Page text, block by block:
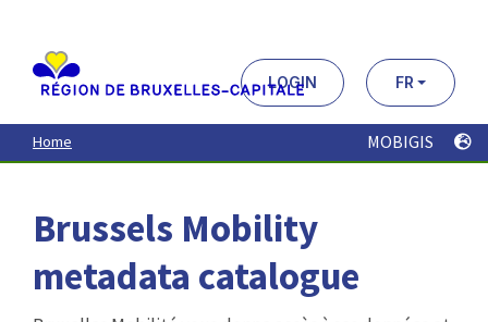
contenu
principal
LOGIN FR
Home MOBIGIS
Brussels Mobility
metadata catalogue